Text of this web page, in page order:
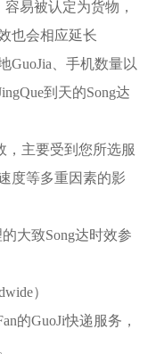
易被认定为货物，
也会相应延长
GuoJia、手机数量以
到天的Song达
，主要受到您所选服
度等多重因素的影
大致Song达时效参
）
的GuoJi快递服务，